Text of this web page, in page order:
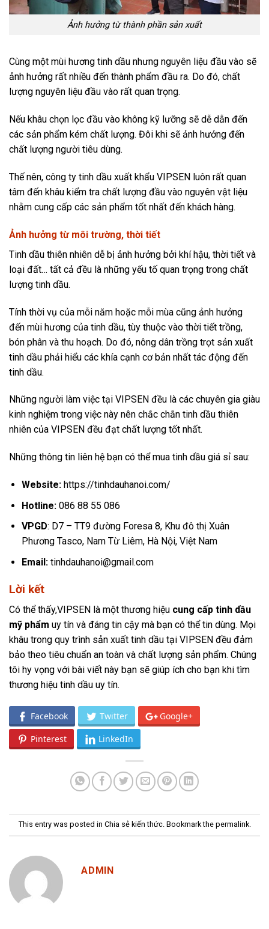
Ảnh hưởng từ thành phần sản xuất
Cùng một mùi hương tinh dầu nhưng nguyên liệu đầu vào sẽ
ảnh hưởng rất nhiều đến thành phẩm đầu ra. Do đó, chất
lượng nguyên liệu đầu vào rất quan trọng.
Nếu khâu chọn lọc đầu vào không kỹ lưỡng sẽ dễ dẫn đến
các sản phẩm kém chất lượng. Đôi khi sẽ ảnh hưởng đến
chất lượng người tiêu dùng.
Thế nên, công ty tinh dầu xuất khẩu VIPSEN luôn rất quan
tâm đến khâu kiểm tra chất lượng đầu vào nguyên vật liệu
nhằm cung cấp các sản phẩm tốt nhất đến khách hàng.
Ảnh hưởng từ môi trường, thời tiết
Tinh dầu thiên nhiên dễ bị ảnh hưởng bởi khí hậu, thời tiết và
loại đất… tất cả đều là những yếu tố quan trọng trong chất
lượng tinh dầu.
Tính thời vụ của mỗi năm hoặc mỗi mùa cũng ảnh hưởng
đến mùi hương của tinh dầu, tùy thuộc vào thời tiết trồng,
bón phân và thu hoạch. Do đó, nông dân trồng trọt sản xuất
tinh dầu phải hiểu các khía cạnh cơ bản nhất tác động đến
tinh dầu.
Những người làm việc tại VIPSEN đều là các chuyên gia giàu
kinh nghiệm trong việc này nên chắc chắn tinh dầu thiên
nhiên của VIPSEN đều đạt chất lượng tốt nhất.
Những thông tin liên hệ bạn có thể mua tinh dầu giá sỉ sau:
Website:https://tinhdauhanoi.com/
Hotline:086 88 55 086
VPGD: D7 – TT9 đường Foresa 8, Khu đô thị Xuân
Phương Tasco, Nam Từ Liêm, Hà Nội, Việt Nam
Email: tinhdauhanoi@gmail.com
Lời kết
Có thể thấy,VIPSEN là một thương hiệu cung cấp tinh dầu
mỹ phẩm uy tín và đáng tin cậy mà bạn có thể tin dùng. Mọi
khâu trong quy trình sản xuất tinh dầu tại VIPSEN đều đảm
bảo theo tiêu chuẩn an toàn và chất lượng sản phẩm. Chúng
tôi hy vọng với bài viết này bạn sẽ giúp ích cho bạn khi tìm
thương hiệu tinh dầu uy tín.
Facebook Twitter Google+
Pinterest LinkedIn
This entry was posted in Chia sẻ kiến thức. Bookmark the permalink.
ADMIN